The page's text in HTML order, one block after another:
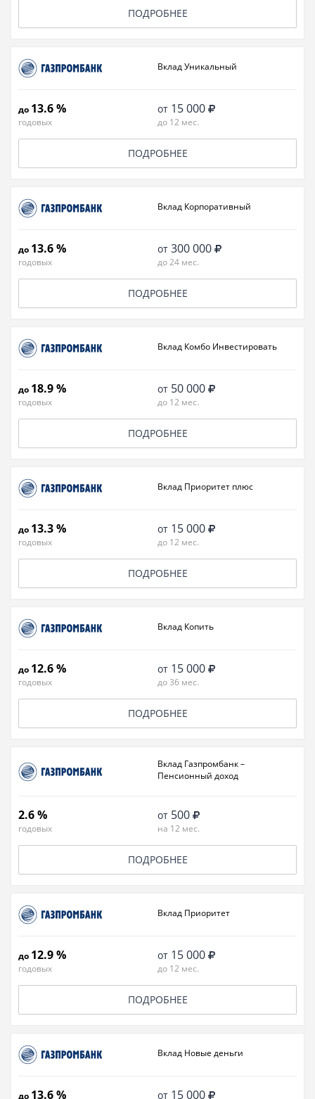
ПОДРОБНЕЕ
Вклад Уникальный
до 13.6 %
годовых
от 15 000
до 12 мес.
ПОДРОБНЕЕ
Вклад Корпоративный
до 13.6 %
годовых
от 300 000
до 24 мес.
ПОДРОБНЕЕ
Вклад Комбо Инвестировать
до 18.9 %
годовых
от 50 000
до 12 мес.
ПОДРОБНЕЕ
Вклад Приоритет плюс
до 13.3 %
годовых
от 15 000
до 12 мес.
ПОДРОБНЕЕ
Вклад Копить
до 12.6 %
годовых
от 15 000
до 36 мес.
ПОДРОБНЕЕ
Вклад Газпромбанк –
Пенсионный доход
2.6 %
годовых
от 500
на 12 мес.
ПОДРОБНЕЕ
Вклад Приоритет
до 12.9 %
годовых
от 15 000
до 12 мес.
ПОДРОБНЕЕ
Вклад Новые деньги
до 13.6 % от 15 000